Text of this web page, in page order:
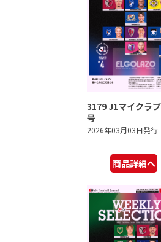
3179 J1マイクラ
号
2026年03月03日発行
商品詳細へ